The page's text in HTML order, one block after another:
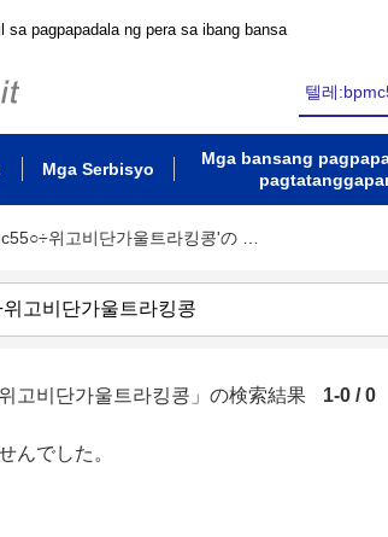
sa pagpapadala ng pera sa ibang bansa
Mga Serbisyo
Mga bansang
위고비단가울트라킹콩'の …
고비단가울트라킹콩」の検索結果 1-0 / 0
んでした。